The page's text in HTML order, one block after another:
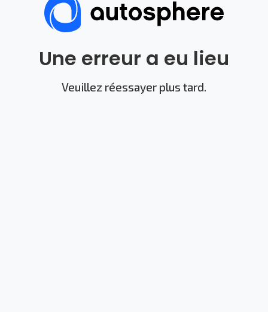
Une erreur a eu lieu
Veuillez réessayer plus tard.